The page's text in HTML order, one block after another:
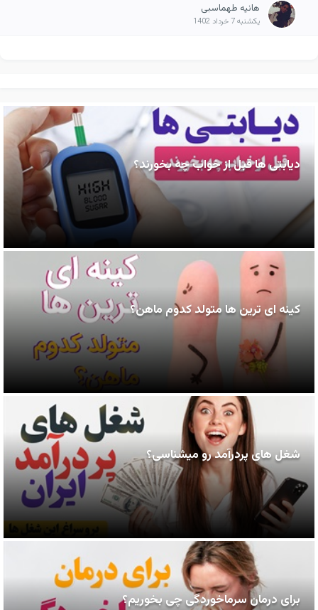
هانیه طهماسبی
یکشنبه 7 خرداد 1402
دیابتی ها قبل از خواب چه بخورند؟
کینه ای ترین ها متولد کدوم ماهن؟
شغل های پردرآمد رو میشناسی؟
برای درمان سرماخوردگی چی بخوریم؟